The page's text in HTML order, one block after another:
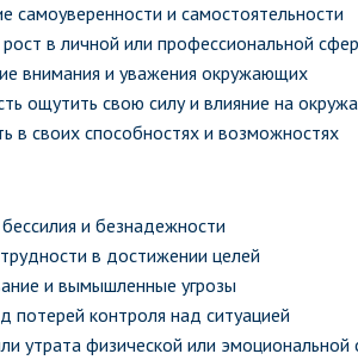
самоуверенности и самостоятельности
рост в личной или профессиональной
внимания и уважения окружающих
ощутить свою силу и влияние на
в своих способностях и возможностях
и безнадежности
в достижении целей
и вымышленные угрозы
потерей контроля над ситуацией
утрата физической или эмоциональной